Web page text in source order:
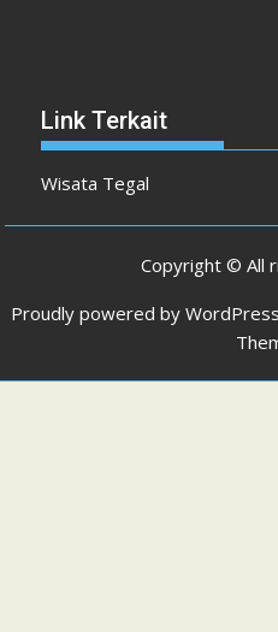
Link Terkait
Wisata Tegal
Copyright © All
Proudly powered by WordPress